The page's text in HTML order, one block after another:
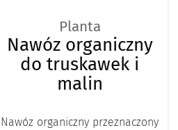
Planta
Nawóz organiczny
do truskawek i
malin
Nawóz organiczny przeznaczony